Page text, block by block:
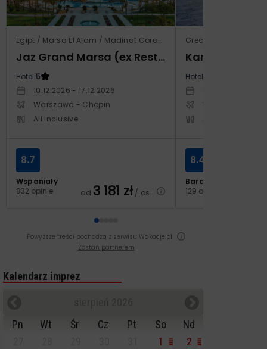
Egipt / Marsa El Alam / Madinat Coraya
Jaz Grand Marsa (ex Resta Grand Resort)
Hotel:5
10.12.2026 - 17.12.2026
Warszawa - Chopin
All Inclusive
Wspaniały
832 opinie
8.7
od 3 181 zł/ os.
Grecja / Samos /
Kampos
Hotel:
Warszawa -
Bardzo dobry
129 opinii
8.4
Powyższe treści pochodzą z serwisu Wakacje.pl
Zostań partnerem
Kalendarz imprez
Pn
Wt Śr Cz Pt So
Nd
1
2